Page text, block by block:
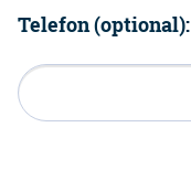
Telefon (optional):